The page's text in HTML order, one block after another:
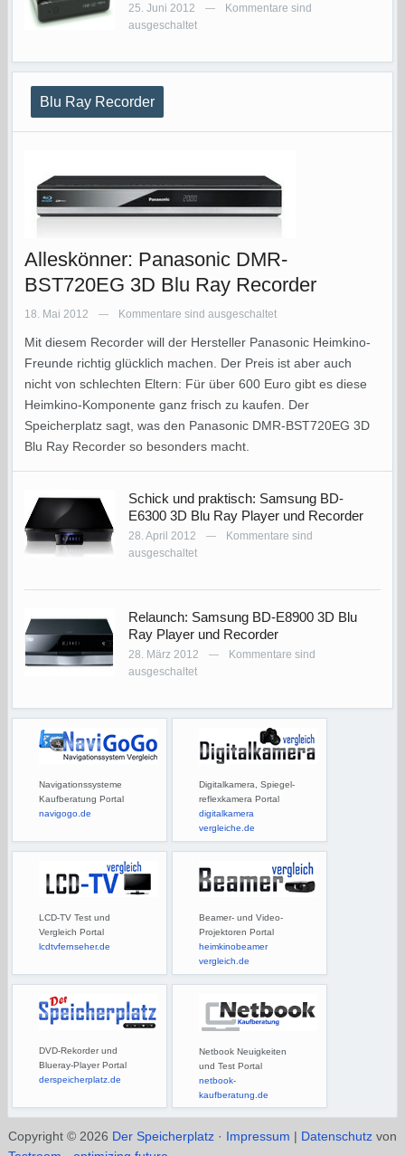
25. Juni 2012 —
Kommentare sind
ausgeschaltet
Blu Ray Recorder
Alleskönner: Panasonic DMR-
BST720EG 3D Blu Ray Recorder
18. Mai 2012 — Kommentare sind ausgeschaltet
Mit diesem Recorder will der Hersteller Panasonic Heimkino-
Freunde richtig glücklich machen. Der Preis ist aber auch
nicht von schlechten Eltern: Für über 600 Euro gibt es diese
Heimkino-Komponente ganz frisch zu kaufen. Der
Speicherplatz sagt, was den Panasonic DMR-BST720EG 3D
Blu Ray Recorder so besonders macht.
Schick und praktisch: Samsung BD-
E6300 3D Blu Ray Player und Recorder
28. April 2012 —
Kommentare sind
ausgeschaltet
Relaunch: Samsung BD-E8900 3D Blu
Ray Player und Recorder
28. März 2012 —
Kommentare sind
ausgeschaltet
Navigationssysteme
Kaufberatung Portal
navigogo.de
Digitalkamera, Spiegel-
reflexkamera Portal
digitalkamera
vergleiche.de
LCD-TV Test und
Vergleich Portal
lcdtvfernseher.de
Beamer- und Video-
Projektoren Portal
heimkinobeamer
vergleich.de
DVD-Rekorder und
Blueray-Player Portal
derspeicherplatz.de
Netbook Neuigkeiten
und Test Portal
netbook-
kaufberatung.de
Copyright © 2026 Der Speicherplatz· Impressum | Datenschutzvon